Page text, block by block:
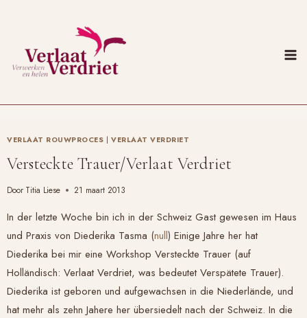
inhoud
VERLAAT ROUWPROCES |VERLAAT VERDRIET
Versteckte Trauer/Verlaat Verdriet
Door Titia Liese 21 maart 2013
In der letzte Woche bin ich in der Schweiz Gast gewesen im Haus
und Praxis von Diederika Tasma (null) Einige Jahre her hat
Diederika bei mir eine Workshop Versteckte Trauer (auf
Holländisch: Verlaat Verdriet, was bedeutet Verspätete Trauer).
Diederika ist geboren und aufgewachsen in die Niederlände, und
hat mehr als zehn Jahere her übersiedelt nach der Schweiz. In die